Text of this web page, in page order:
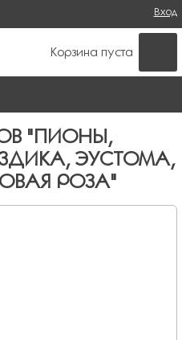
ФОРМА ПОИСКА
Вход
Корзина пуста
"ПИОНЫ,
ЭУСТОМА,
РОЗА"